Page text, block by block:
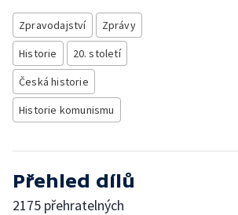
Zpravodajství
Zprávy
Historie
20. století
Česká historie
Historie komunismu
Přehled dílů
2175 přehratelných